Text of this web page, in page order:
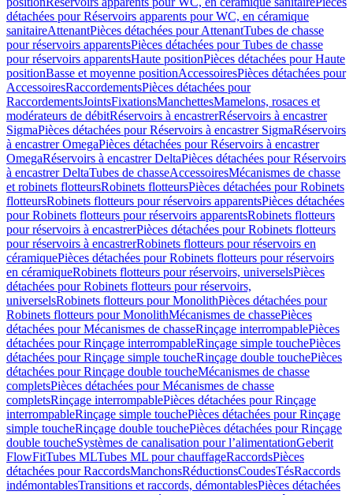
détachées pour Réservoirs apparents pour WC, en céramique
sanitaireAttenantPièces détachées pour AttenantTubes de chasse
pour réservoirs apparentsPièces détachées pour Tubes de chasse
pour réservoirs apparentsHaute positionPièces détachées pour Haute
positionBasse et moyenne positionAccessoiresPièces détachées pour
AccessoiresRaccordementsPièces détachées pour
RaccordementsJointsFixationsManchettesMamelons, rosaces et
modérateurs de débitRéservoirs à encastrerRéservoirs à encastrer
SigmaPièces détachées pour Réservoirs à encastrer SigmaRéservoirs
à encastrer OmegaPièces détachées pour Réservoirs à encastrer
OmegaRéservoirs à encastrer DeltaPièces détachées pour Réservoirs
à encastrer DeltaTubes de chasseAccessoiresMécanismes de chasse
et robinets flotteursRobinets flotteursPièces détachées pour Robinets
flotteursRobinets flotteurs pour réservoirs apparentsPièces détachées
pour Robinets flotteurs pour réservoirs apparentsRobinets flotteurs
pour réservoirs à encastrerPièces détachées pour Robinets flotteurs
pour réservoirs à encastrerRobinets flotteurs pour réservoirs en
céramiquePièces détachées pour Robinets flotteurs pour réservoirs
en céramiqueRobinets flotteurs pour réservoirs, universelsPièces
détachées pour Robinets flotteurs pour réservoirs,
universelsRobinets flotteurs pour MonolithPièces détachées pour
Robinets flotteurs pour MonolithMécanismes de chassePièces
détachées pour Mécanismes de chasseRinçage interrompablePièces
détachées pour Rinçage interrompableRinçage simple touchePièces
détachées pour Rinçage simple toucheRinçage double touchePièces
détachées pour Rinçage double toucheMécanismes de chasse
completsPièces détachées pour Mécanismes de chasse
completsRinçage interrompablePièces détachées pour Rinçage
interrompableRinçage simple touchePièces détachées pour Rinçage
simple toucheRinçage double touchePièces détachées pour Rinçage
double toucheSystèmes de canalisation pour l’alimentationGeberit
FlowFitTubes MLTubes ML pour chauffageRaccordsPièces
détachées pour RaccordsManchonsRéductionsCoudesTésRaccords
indémontablesTransitions et raccords, démontablesPièces détachées